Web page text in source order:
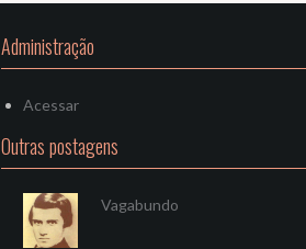
Administração
Acessar
Outras postagens
Vagabundo